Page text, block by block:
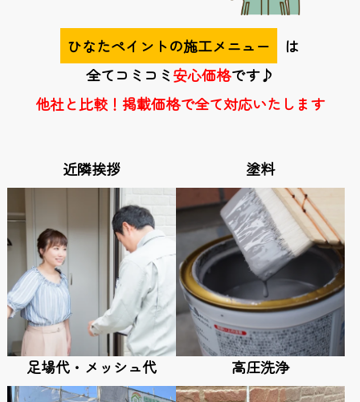
ひなたペイントの施工メニュー
は
全てコミコミ安心価格です♪
他社と比較！掲載価格で全て対応いたします
近隣挨拶 塗料
足場代・メッシュ代 高圧洗浄